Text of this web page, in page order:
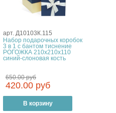
арт. Д10103К.115
Набор подарочных коробок
3 в 1 с бантом тиснение
РОГОЖКА 210x210x110
синий-слоновая кость
650.00 руб
420.00 руб
+
В корзину